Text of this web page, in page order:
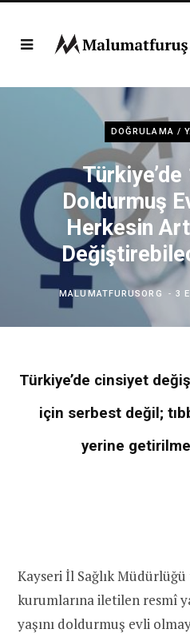
DOĞRULAMA /
Türkiye’de
Doldurmuş
Herkesin
MALUMATFURUSORG 3
Türkiye’de cinsiyet
için serbest değil;
yerine
Kayseri İl Sağlık
kurumlarına iletilen resmî
yaşını doldurmuş evli